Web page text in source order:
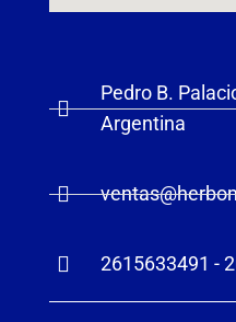
Pedro B.
Argentina
2615633491 -